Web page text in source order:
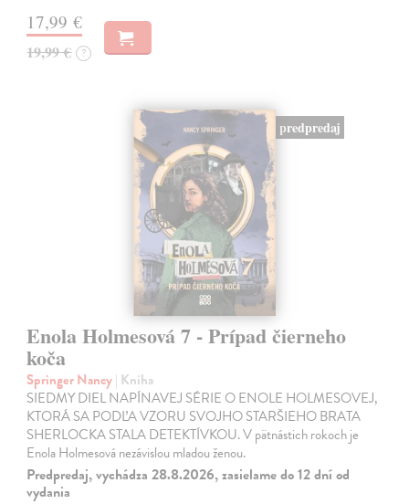
17,99 €
19,99 € ?
predpredaj
Enola Holmesová 7 - Prípad čierneho
koča
Springer Nancy| Kniha
SIEDMY DIEL NAPÍNAVEJ SÉRIE O ENOLE HOLMESOVEJ,
KTORÁ SA PODĽA VZORU SVOJHO STARŠIEHO BRATA
SHERLOCKA STALA DETEKTÍVKOU. V pätnástich rokoch je
Enola Holmesová nezávislou mladou ženou.
Predpredaj, vychádza 28.8.2026, zasielame do 12 dní od
vydania